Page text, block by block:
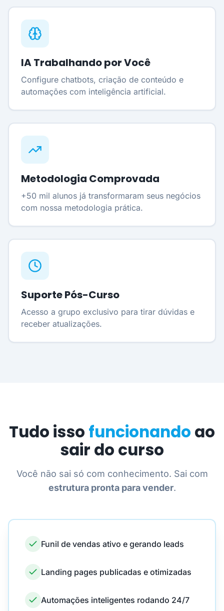
IA Trabalhando por Você
Configure chatbots, criação de conteúdo e
automações com inteligência artificial.
Metodologia Comprovada
+50 mil alunos já transformaram seus negócios
com nossa metodologia prática.
Suporte Pós-Curso
Acesso a grupo exclusivo para tirar dúvidas e
receber atualizações.
Tudo isso funcionando ao
sair do curso
Você não sai só com conhecimento. Sai com
estrutura pronta para vender.
Funil de vendas ativo e gerando leads
Landing pages publicadas e otimizadas
Automações inteligentes rodando 24/7